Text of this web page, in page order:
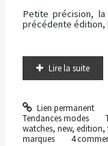
Petite précision,
précédente édition,
Lire la suite
Lien permanent
Tendances modes
watches, new, edition,
marques
4